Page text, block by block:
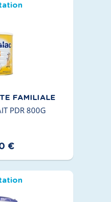
FAMILIALE
PDR 800G
€